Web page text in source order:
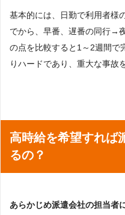
基本的には、日勤で利用者様
でから、早番、遅番の同行→
の点を比較すると1～2週間で
りハードであり、重大な事故
高時給を希望すれば
るの？
あらかじめ派遣会社の担当者